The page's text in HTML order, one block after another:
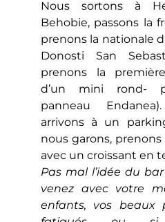
Nous sortons à
Behobie, passons la
prenons la nationale
Donosti San
prenons la
d’un mini rond-
panneau
arrivons à un
nous garons,
avec un croissant en
Pas mal l’idée du
venez avec votre
enfants, vos beaux